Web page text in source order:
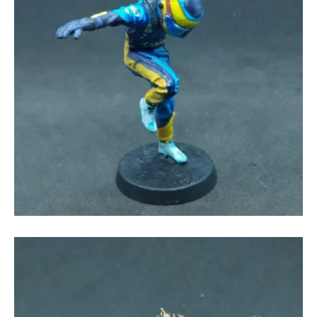
Figura de piloto de carreras